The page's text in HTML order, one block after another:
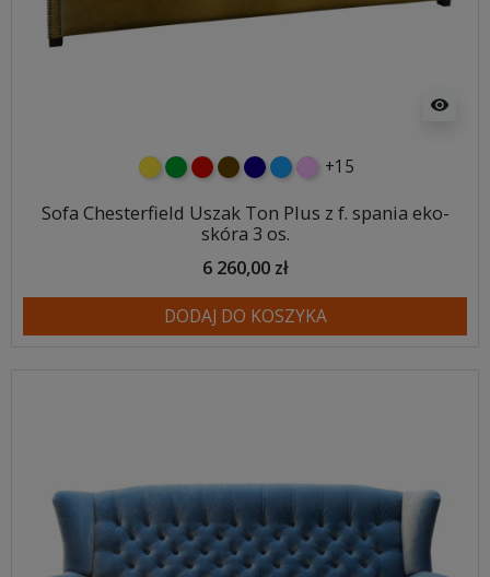
visibility
żółtyzielonyczerwony
czekoladowy
granatowy
niebieski
różowy
+15
Sofa Chesterfield Uszak Ton Plus z f. spania eko-
skóra 3 os.
6 260,00 zł
DODAJ DO KOSZYKA